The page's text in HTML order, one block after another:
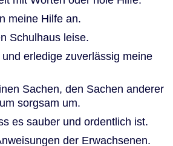
meine Hilfe an.
Schulhaus leise.
erledige zuverlässig meine
Sachen, den Sachen anderer
sorgsam um.
es sauber und ordentlich ist.
der Erwachsenen.